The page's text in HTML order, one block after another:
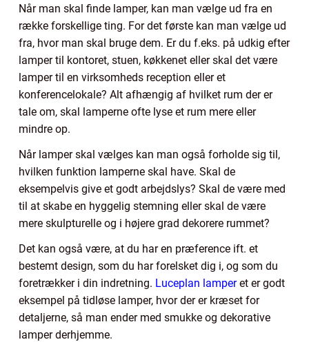
Når man skal finde lamper, kan man vælge ud fra en
række forskellige ting. For det første kan man vælge ud
fra, hvor man skal bruge dem. Er du f.eks. på udkig efter
lamper til kontoret, stuen, køkkenet eller skal det være
lamper til en virksomheds reception eller et
konferencelokale? Alt afhængig af hvilket rum der er
tale om, skal lamperne ofte lyse et rum mere eller
mindre op.
Når lamper skal vælges kan man også forholde sig til,
hvilken funktion lamperne skal have. Skal de
eksempelvis give et godt arbejdslys? Skal de være med
til at skabe en hyggelig stemning eller skal de være
mere skulpturelle og i højere grad dekorere rummet?
Det kan også være, at du har en præference ift. et
bestemt design, som du har forelsket dig i, og som du
foretrækker i din indretning. Luceplan lamperet er godt
eksempel på tidløse lamper, hvor der er kræset for
detaljerne, så man ender med smukke og dekorative
lamper derhjemme.